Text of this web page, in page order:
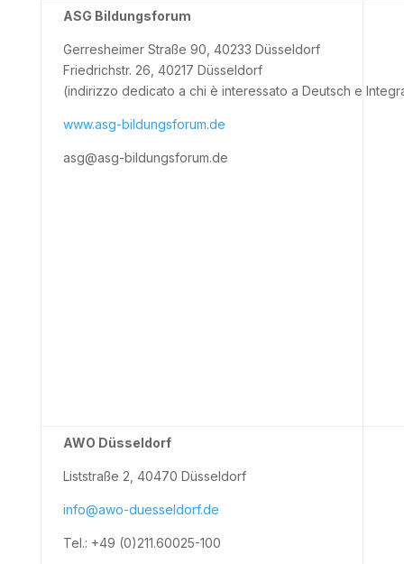
ASG Bildungsforum
Gerresheimer Straße 90, 40233 Düsseldorf
Friedrichstr. 26, 40217 Düsseldorf
(indirizzo dedicato a chi è interessato a Deutsch e
www.asg-bildungsforum.de
asg@asg-bildungsforum.de
AWO Düsseldorf
Liststraße 2, 40470 Düsseldorf
info@awo-duesseldorf.de
Tel.: +49 (0)211.60025-100